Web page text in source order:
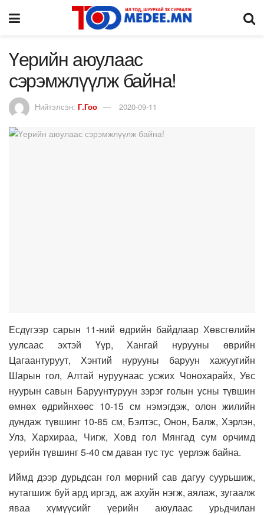
Үерийн аюулаас
сэрэмжлүүлж байна!
Нийтэлсэн: Г.Гоо 2020-09-11
Есдүгээр сарын 11-ний өдрийн байдлаар Хөвсгөлийн
уулсаас эхтэй Үүр, Хангай нурууны өврийн
Цагаантуруут, Хэнтий нурууны баруун хажуугийн
Шарын гол, Алтай нуруунаас усжих Чонохарайх, Увс
нуурын савын Баруунтуруун зэрэг голын усны түвшин
өмнөх өдрийнхөөс 10-15 см нэмэгдэж, олон жилийн
дундаж түвшинг 10-85 см, Бэлтэс, Онон, Балж, Хэрлэн,
Улз, Хархираа, Чигж, Ховд гол Мянгад сум орчимд
үерийн түвшинг 5-40 см даван тус тус үерлэж байна.
Иймд дээр дурьдсан гол мөрний сав дагуу суурьшиж,
нутагшиж буй ард иргэд, аж ахуйн нэгж, аялаж, зугаалж
яваа хүмүүсийг үерийн аюулаас урьдчилан